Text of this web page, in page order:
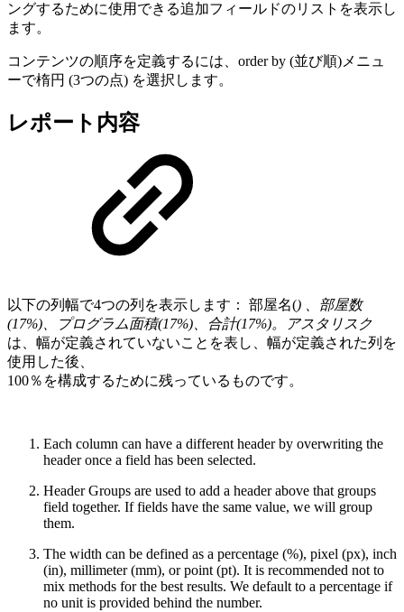
ングするために使用できる追加フィールドのリストを表示し
ます。
コンテンツの順序を定義するには、order by (並び順)メニュ
ーで楕円 (3つの点) を選択します。
レポート内容
以下の列幅で4つの列を表示します： 部屋名() 、部屋数
(17%)、プログラム面積(17%)、合計(17%)。アスタリスク
は、幅が定義されていないことを表し、幅が定義された列を
使用した後、
100％を構成するために残っているものです。
Each column can have a different header by overwriting the
header once a field has been selected.
Header Groups are used to add a header above that groups
field together. If fields have the same value, we will group
them.
The width can be defined as a percentage (%), pixel (px), inch
(in), millimeter (mm), or point (pt). It is recommended not to
mix methods for the best results. We default to a percentage if
no unit is provided behind the number.